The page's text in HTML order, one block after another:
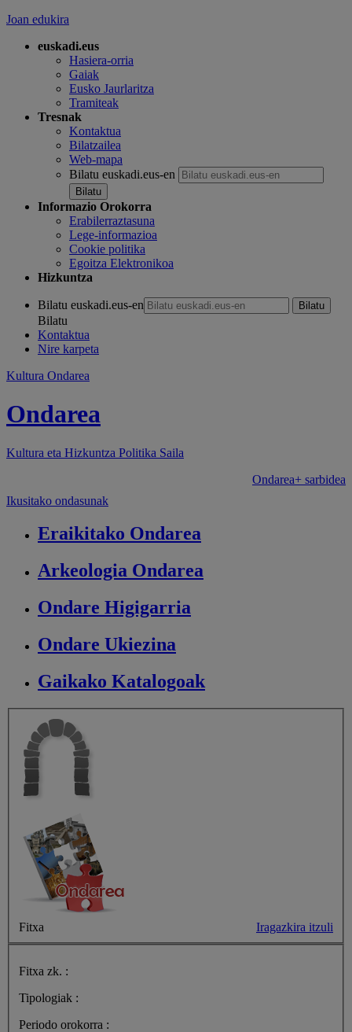
Joan edukira
euskadi.eus
Hasiera-orria
Gaiak
Eusko Jaurlaritza
Tramiteak
Tresnak
Kontaktua
Bilatzailea
Web-mapa
Bilatu euskadi.eus-en
Informazio Orokorra
Erabilerraztasuna
Lege-informazioa
Cookie politika
Egoitza Elektronikoa
Hizkuntza
Bilatu euskadi.eus-en
Bilatu
Kontaktua
Nire karpeta
Kultura Ondarea
Ondarea
Kultura eta Hizkuntza Politika Saila
Ondarea+ sarbidea
Ikusitako ondasunak
Eraikitako Ondarea
Arkeologia Ondarea
Ondare Higigarria
Ondare Ukiezina
Gaikako Katalogoak
Fitxa Iragazkira itzuli
Fitxa zk. :
Tipologiak :
Periodo orokorra :